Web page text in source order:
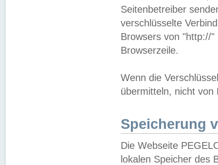
Seitenbetreiber
verschlüsselte
Browsers von "http://
Browserzeile.
Wenn die
übermitteln, nicht von
Speicherung
Die Webseite
lokalen Speicher des